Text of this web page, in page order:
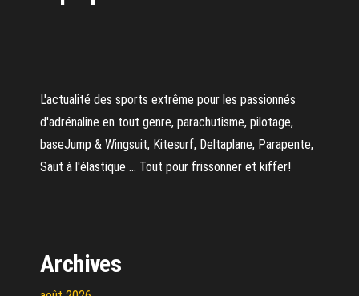
L'actualité des sports extrême pour les passionnés
d'adrénaline en tout genre, parachutisme, pilotage,
baseJump & Wingsuit, Kitesurf, Deltaplane, Parapente,
Saut à l'élastique ... Tout pour frissonner et kiffer!
Archives